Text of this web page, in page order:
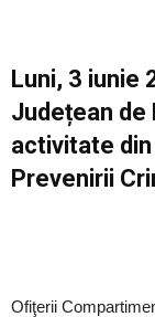
Luni, 3 iunie
Județean de
activitate din
Prevenirii
Ofiţerii